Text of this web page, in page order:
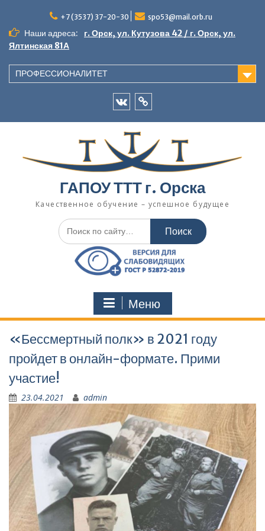
содержимому
+7 (3537) 37-20-30 spo53@mail.orb.ru
Наши адреса:
г. Орск, ул. Кутузова 42 / г. Орск, ул.
Ялтинская 81А
ПРОФЕССИОНАЛИТЕТ
ГАПОУ ТТТ г. Орска
Качественное обучение – успешное будущее
Искать:
Меню
«Бессмертный полк» в 2021 году
пройдет в онлайн-формате. Прими
участие!
23.04.2021 admin